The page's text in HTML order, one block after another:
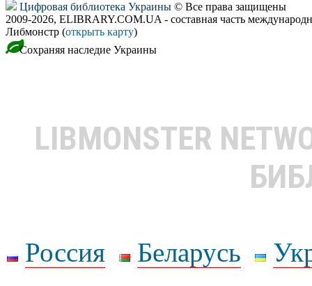
Цифровая библиотека Украины © Все права защищены
2009-2026, ELIBRARY.COM.UA - составная часть
Либмонстр (открыть карту)
Сохраняя наследие Украины
LIBMONSTER
Россия Беларусь